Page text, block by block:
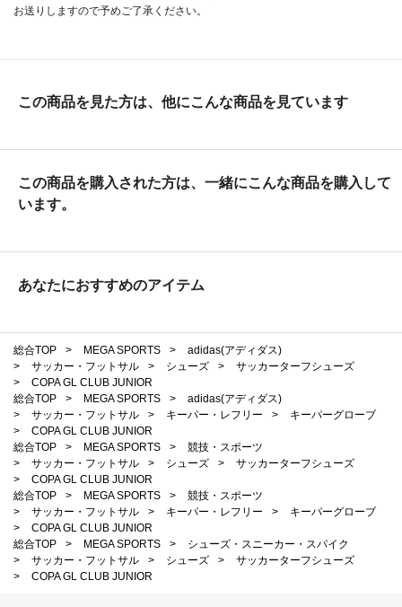
お送りしますので予めご了承ください。
この商品を見た方は、他にこんな商品を見ています
この商品を購入された方は、一緒にこんな商品を購入して
います。
あなたにおすすめのアイテム
総合TOP > MEGA SPORTS >
adidas(アディダス)
>
サッカー・フットサル > シューズ >
サッカーターフシューズ
>
COPA GL CLUB JUNIOR
総合TOP
> MEGA SPORTS >
adidas(アディダス)
>
サッカー・フットサル > キーパー・レフリー >
キーパーグローブ
>
COPA GL CLUB JUNIOR
総合TOP
> MEGA SPORTS >
競技・スポーツ
>
サッカー・フットサル > シューズ >
サッカーターフシューズ
>
COPA GL CLUB JUNIOR
総合TOP
> MEGA SPORTS >
競技・スポーツ
>
サッカー・フットサル > キーパー・レフリー >
キーパーグローブ
>
COPA GL CLUB JUNIOR
総合TOP
> MEGA SPORTS >
シューズ・スニーカー・スパイク
>
サッカー・フットサル > シューズ >
サッカーターフシューズ
>
COPA GL CLUB JUNIOR